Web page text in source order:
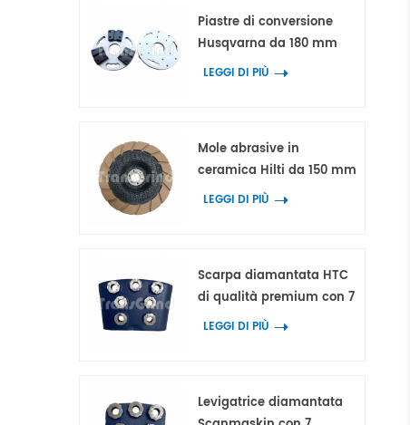
Piastre di conversione
Husqvarna da 180 mm
con 3 adattatori per
LEGGI DI PIÙ
Mole abrasive in
ceramica Hilti da 150 mm
per la lavorazione dei
LEGGI DI PIÙ
Scarpa diamantata HTC
di qualità premium con 7
segmenti ad anello a
LEGGI DI PIÙ
Levigatrice diamantata